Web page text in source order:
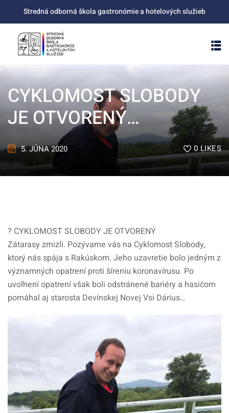
content
Stredná odborná škola gastronómie a hotelových služieb
CYKLOMOST SLOBODY
JE OTVORENÝ…
5. JÚNA 2020 0 LIKES
? CYKLOMOST SLOBODY JE OTVORENÝ
Zátarasy zmizli. Pozývame vás na Cyklomost Slobody,
ktorý nás spája s Rakúskom. Jeho uzavretie bolo jedným z
významných opatrení proti šíreniu koronavírusu. Po
uvoľnení opatrení však boli odstránené bariéry a hasičom
pomáhal aj starosta Devínskej Novej Vsi Dárius…